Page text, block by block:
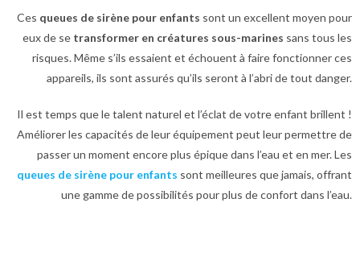
Ces queues de sirène pour enfants sont un excellent moyen pour
eux de se transformer en créatures sous-marines sans tous les
risques. Même s’ils essaient et échouent à faire fonctionner ces
appareils, ils sont assurés qu’ils seront à l’abri de tout danger.
Il est temps que le talent naturel et l’éclat de votre enfant brillent !
Améliorer les capacités de leur équipement peut leur permettre de
passer un moment encore plus épique dans l’eau et en mer. Les
queues de sirène pour enfants sont meilleures que jamais, offrant
une gamme de possibilités pour plus de confort dans l’eau.